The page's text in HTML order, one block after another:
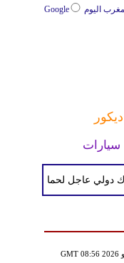
اليوم Google
ديكور
سيارات
عاجل لحماية المخيمات